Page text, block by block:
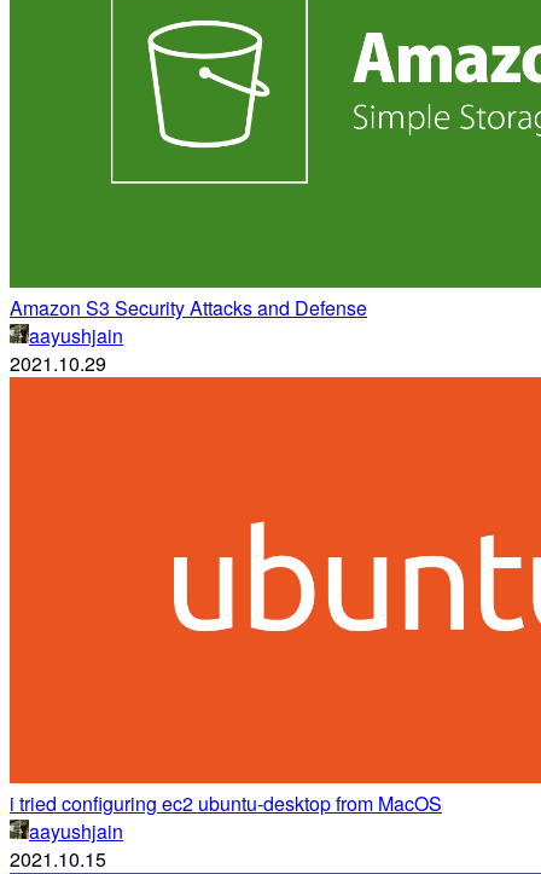
Amazon S3 Security Attacks and Defense
aayushjain
2021.10.29
i tried configuring ec2 ubuntu-desktop from MacOS
aayushjain
2021.10.15